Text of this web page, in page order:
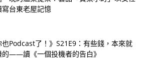
寫台東老屋記憶
也Podcast了！》S21E9：有些錢，本來就
的——讀《一個投機者的告白》